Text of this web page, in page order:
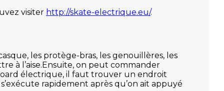
visiter http://skate-electrique.eu/.
les protège-bras, les genouillères, les
à l’aise.Ensuite, on peut commander
électrique, il faut trouver un endroit
rapidement après qu’on ait appuyé